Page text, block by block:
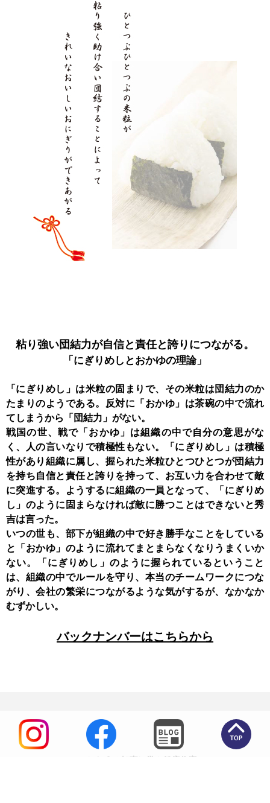
粘り強い団結力が自信と責任と誇りにつながる。
「にぎりめしとおかゆの理論」
「にぎりめし」は米粒の固まりで、その米粒は団結力のか
たまりのようである。反対に「おかゆ」は茶碗の中で流れ
てしまうから「団結力」がない。
戦国の世、戦で「おかゆ」は組織の中で自分の意思がな
く、人の言いなりで積極性もない。「にぎりめし」は積極
性があり組織に属し、握られた米粒ひとつひとつが団結力
を持ち自信と責任と誇りを持って、お互い力を合わせて敵
に突進する。ようするに組織の一員となって、「にぎりめ
し」のように固まらなければ敵に勝つことはできないと秀
吉は言った。
いつの世も、部下が組織の中で好き勝手なことをしている
と「おかゆ」のように流れてまとまらなくなりうまくいか
ない。「にぎりめし」のように握られているということ
は、組織の中でルールを守り、本当のチームワークにつな
がり、会社の繁栄につながるような気がするが、なかなか
むずかしい。
バックナンバーはこちらから
いにしえの知恵に学ぶ健康住宅